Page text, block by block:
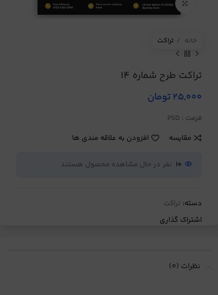
برای بزرگنمایی کلیک کنید
خانه تراکت
تراکت طرح شماره 14
25,000تومان
فرمت : PSD
مقایسه
افزودن به علاقه مندی ها
10 نفر در حال مشاهده محصول هستند
دسته: تراکت
اشتراک گذاری
نظرات (0)